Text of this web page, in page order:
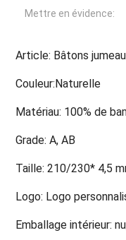
Mettre en évidence:
Article: Bâtons
Couleur:Naturelle
Matériau: 100% de
Grade: A, AB
Taille: 210/230* 4,5
Logo: Logo
Emballage intérieur: